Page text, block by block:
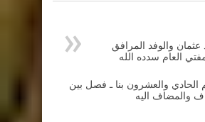
عثمان والوفد المرافق
العام سدده الله
الحادي والعشرون بنا ـ فصل بين
والمضاف اليه